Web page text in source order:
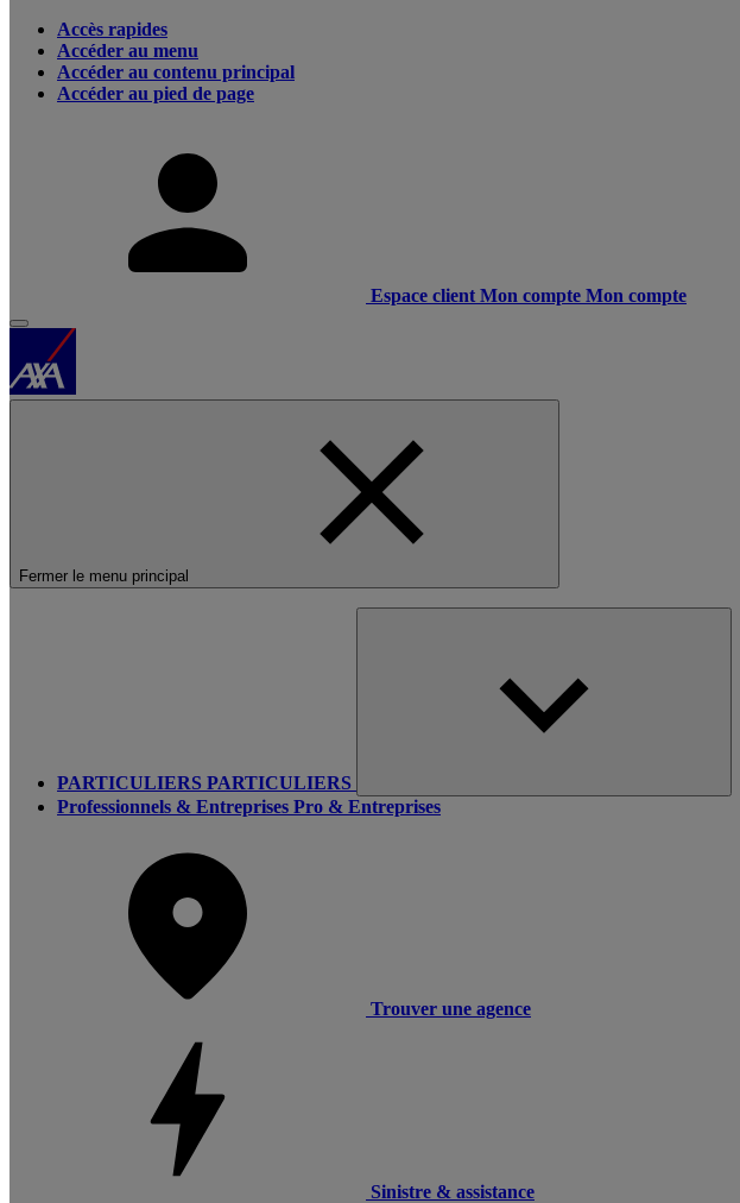
Accès rapides
Accéder au menu
Accéder au contenu principal
Accéder au pied de page
Espace client Mon compte Mon compte
Fermer le menu principal
PARTICULIERS PARTICULIERS
Professionnels & Entreprises Pro & Entreprises
Trouver une agence
Sinistre & assistance